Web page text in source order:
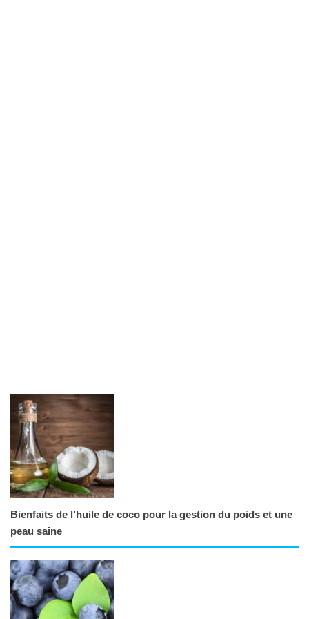
Bienfaits de l’huile de coco pour la gestion du poids et une
peau saine